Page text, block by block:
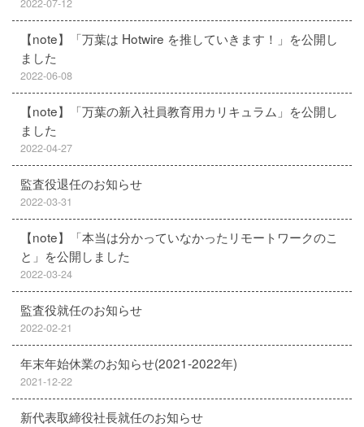
2022-07-12
【note】「万葉は Hotwire を推していきます！」を公開し
ました
2022-06-08
【note】「万葉の新入社員教育用カリキュラム」を公開し
ました
2022-04-27
監査役退任のお知らせ
2022-03-31
【note】「本当は分かっていなかったリモートワークのこ
と」を公開しました
2022-03-24
監査役就任のお知らせ
2022-02-21
年末年始休業のお知らせ(2021-2022年)
2021-12-22
新代表取締役社長就任のお知らせ